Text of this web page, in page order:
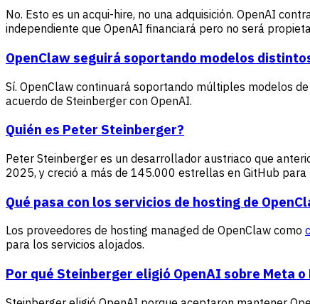
No. Esto es un acqui-hire, no una adquisición. OpenAI
independiente que OpenAI financiará pero no será
OpenClaw seguirá soportando modelos
Sí. OpenClaw continuará soportando múltiples modelos
acuerdo de Steinberger con OpenAI.
Quién es Peter Steinberger?
Peter Steinberger es un desarrollador austriaco que
2025, y creció a más de 145.000 estrellas en GitHub
Qué pasa con los servicios de hosting de
Los proveedores de hosting managed de OpenClaw como
para los servicios alojados.
Por qué Steinberger eligió OpenAI sobre Meta